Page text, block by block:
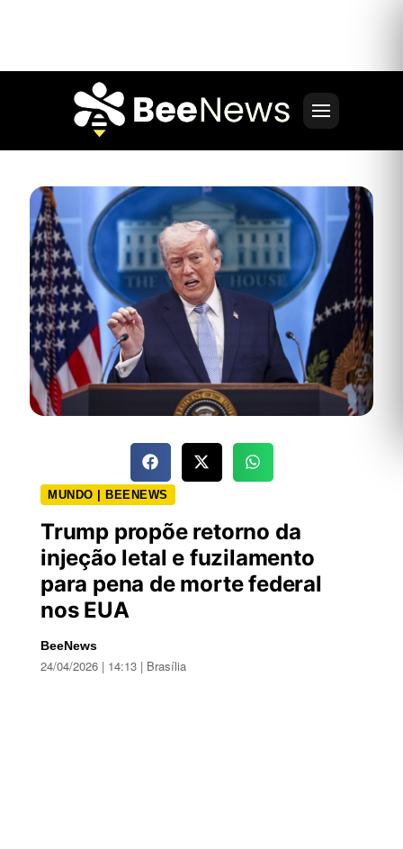
MUNDO | BEENEWS
Trump propõe retorno da
injeção letal e fuzilamento
para pena de morte federal
nos EUA
BeeNews
24/04/2026 | 14:13 | Brasília